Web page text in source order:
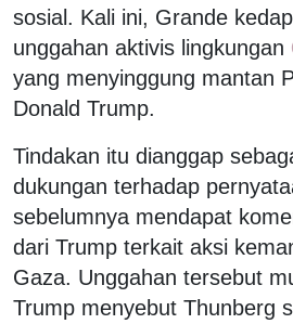
sosial. Kali ini, Grande
unggahan aktivis lingkungan
yang menyinggung mantan
Donald Trump.
Tindakan itu dianggap
dukungan terhadap
sebelumnya mendapat
dari Trump terkait aksi
Gaza. Unggahan tersebut
Trump menyebut Thunberg